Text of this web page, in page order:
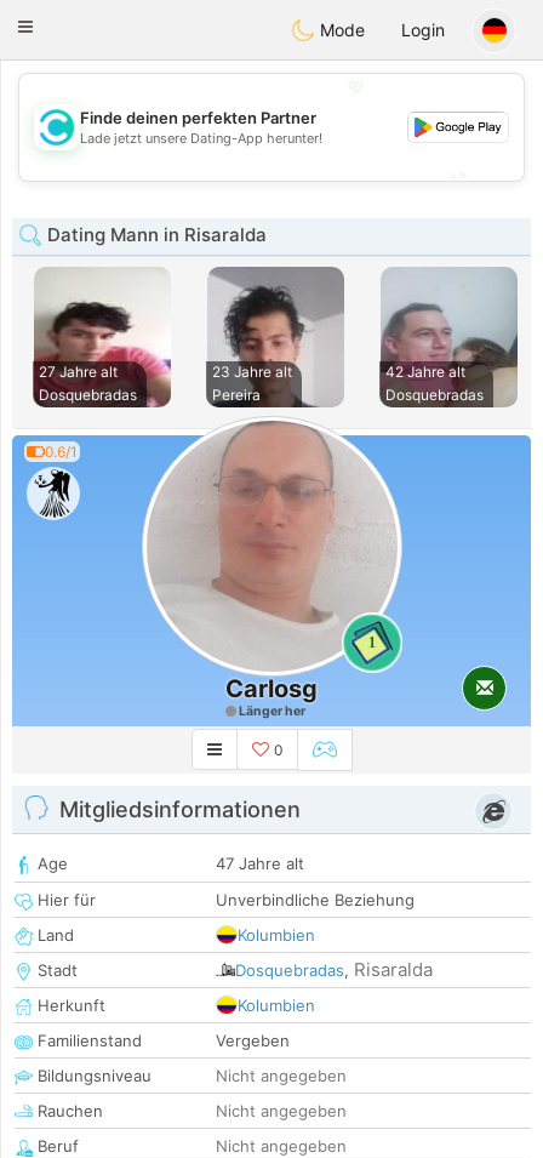
olombiaCitas
Toggle
Mode Login
💖
💕
Finde deinen perfekten Partner
Lade jetzt unsere Dating-App herunter!
Dating Mann in Risaralda
27 Jahre alt
Dosquebradas
23 Jahre alt
Pereira
42 Jahre alt
Dosquebradas
0.6/1
1
Carlosg
Länger her
0
Mitgliedsinformationen
Age
47 Jahre alt
Hier für
Unverbindliche Beziehung
Land
Kolumbien
Stadt
Dosquebradas, Risaralda
Herkunft
Kolumbien
Familienstand
Vergeben
Bildungsniveau
Nicht angegeben
Rauchen
Nicht angegeben
Beruf
Nicht angegeben